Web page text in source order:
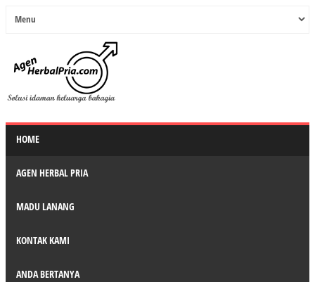
HOME
AGEN HERBAL PRIA
MADU LANANG
KONTAK KAMI
ANDA BERTANYA